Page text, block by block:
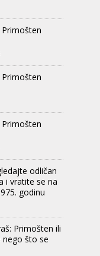
odličan
i vratite se na
godinu
Primošten ili
nego što se